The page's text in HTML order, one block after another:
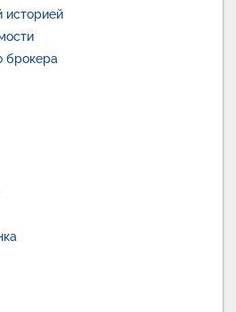
историей
брокера